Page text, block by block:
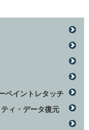
ペイントレタッチ
ィ・データ復元